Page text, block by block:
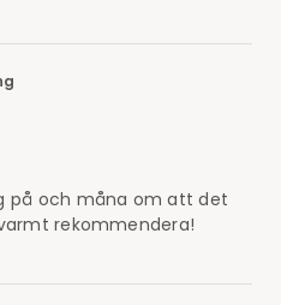
på och måna om att det
rekommendera!